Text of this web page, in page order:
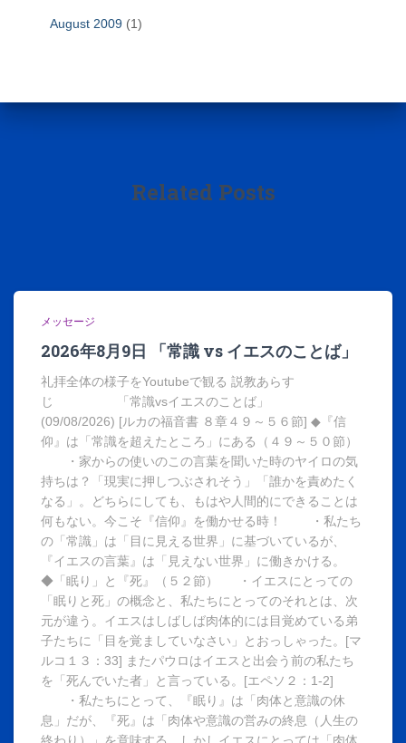
August 2009 (1)
Related Posts
メッセージ
2026年8月9日 「常識 vs イエスのことば」
礼拝全体の様子をYoutubeで観る 説教あらす
じ 「常識vsイエスのことば」
(09/08/2026) [ルカの福音書 ８章４９～５６節] ◆『信
仰』は「常識を超えたところ」にある（４９～５０節）
・家からの使いのこの言葉を聞いた時のヤイロの気
持ちは？「現実に押しつぶされそう」「誰かを責めたく
なる」。どちらにしても、もはや人間的にできることは
何もない。今こそ『信仰』を働かせる時！ ・私たち
の「常識」は「目に見える世界」に基づいているが、
『イエスの言葉』は「見えない世界」に働きかける。
◆「眠り」と『死』（５２節） ・イエスにとっての
「眠りと死」の概念と、私たちにとってのそれとは、次
元が違う。イエスはしばしば肉体的には目覚めている弟
子たちに「目を覚ましていなさい」とおっしゃった。[マ
ルコ１３：33] またパウロはイエスと出会う前の私たち
を「死んでいた者」と言っている。[エペソ２：1-2]
・私たちにとって、『眠り』は「肉体と意識の休
息」だが、『死』は「肉体や意識の営みの終息（人生の